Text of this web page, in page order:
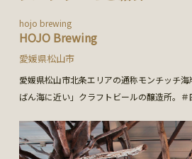
hojo brewing
HOJO Brewing
愛媛県松山市
愛媛県松山市北条エリアの通称モンチッチ
ばん海に近い」クラフトビールの醸造所。